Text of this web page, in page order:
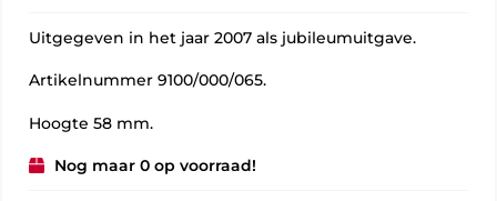
Uitgegeven in het jaar 2007 als jubileumuitgave.
Artikelnummer 9100/000/065.
Hoogte 58 mm.
Nog maar 0 op voorraad!